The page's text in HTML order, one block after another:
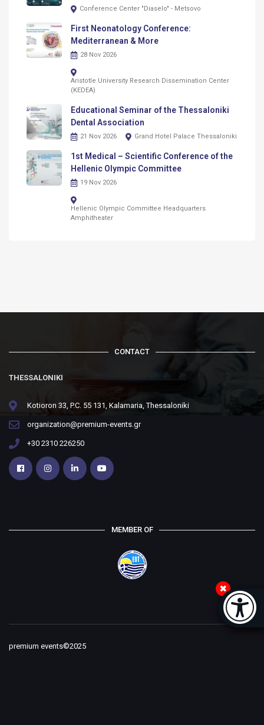
Conference Center "Diaselo" - Metsovo
First Neonatology Conference:
Mediterranean & More
28 Nov 2026
Aristotle University Research Dissemination Center
(KEDEA)
Educational Seminar of the Thessaloniki
Dental Association
21 Nov 2026 Grand Hotel Palace Thessaloniki
1st Medical – Scientific Conference of the
Hellenic Olympic Committee
19 Nov 2026
Hellenic Olympic Committee Headquarters
Amphitheater
CONTACT
THESSALONIKI
Kotioron 33, P.C. 55 131, Kalamaria, Thessaloniki
organization@premium-events.gr
+30 2310 226250
MEMBER OF
premium events©2025